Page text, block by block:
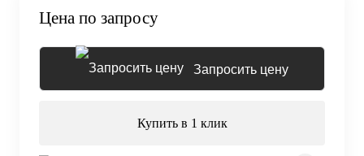
Цена по запросу
Запросить цену
Купить в 1 клик